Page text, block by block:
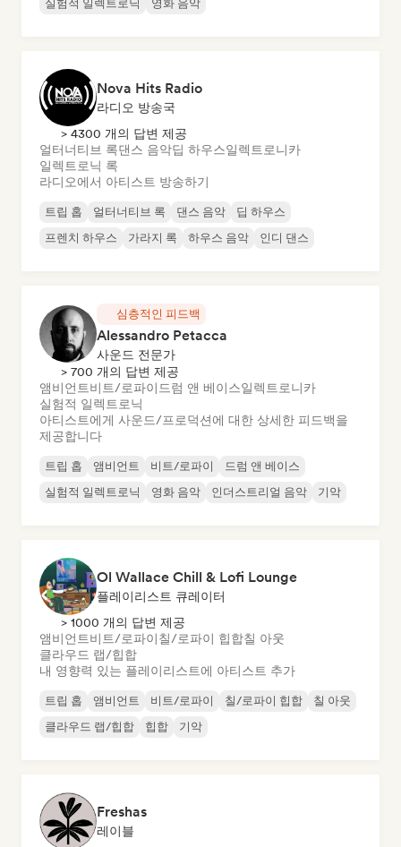
실험적 일렉트로닉
영화 음악
Nova Hits Radio
라디오 방송국
> 4300 개의 답변 제공
얼터너티브 록댄스 음악딥 하우스일렉트로니카
일렉트로닉 록
라디오에서 아티스트 방송하기
트립 홉 얼터너티브 록 댄스 음악
딥 하우스
프렌치 하우스
가라지 록 하우스 음악 인디 댄스
심층적인 피드백
Alessandro Petacca
사운드 전문가
> 700 개의 답변 제공
앰비언트비트/로파이 드럼 앤 베이스일렉트로니카
실험적 일렉트로닉
아티스트에게 사운드/프로덕션에 대한 상세한 피드백을
제공합니다
트립 홉 앰비언트 비트/로파이
드럼 앤 베이스
실험적 일렉트로닉
영화 음악 인더스트리얼 음악 기악
Ol Wallace Chill & Lofi Lounge
플레이리스트 큐레이터
> 1000 개의 답변 제공
앰비언트비트/로파이칠/로파이 힙합칠 아웃
클라우드 랩/힙합
내 영향력 있는 플레이리스트에 아티스트 추가
트립 홉 앰비언트 비트/로파이 칠/로파이 힙합
칠 아웃
클라우드 랩/힙합
힙합 기악
Freshas
레이블